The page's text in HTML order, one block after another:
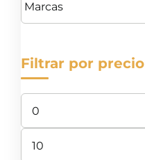
Filtrar por precio
Precio
mínimo
Precio
máximo